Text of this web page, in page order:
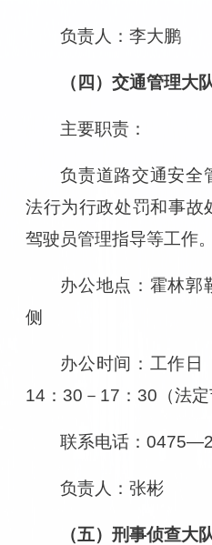
负责人 ：李大鹏
（四）交通管理大
主要职责：
负责道路交通安全
法行为行政处罚和事故
驾驶员管理指导等工作。
办公地点：霍林郭
侧
办公时间：工作
14：30－17：30（法定
联系电话：
负责人 ：张彬
（五）刑事侦查大